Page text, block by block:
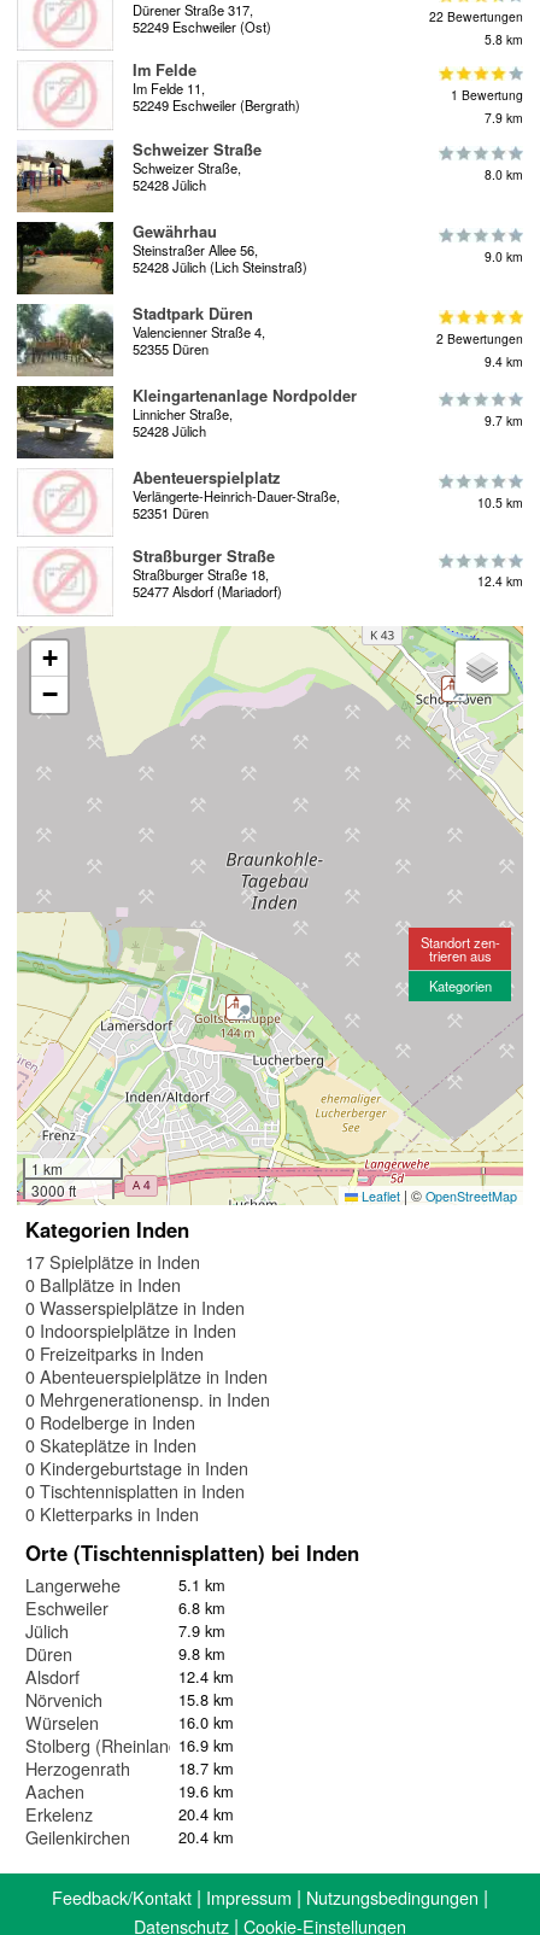
Dürener Straße 317,
52249 Eschweiler (Ost)
22 Bewertungen
5.8 km
Im Felde
Im Felde 11,
52249 Eschweiler (Bergrath)
1 Bewertung
7.9 km
Schweizer Straße
Schweizer Straße,
52428 Jülich
8.0 km
Gewährhau
Steinstraßer Allee 56,
52428 Jülich (Lich Steinstraß)
9.0 km
Stadtpark Düren
Valencienner Straße 4,
52355 Düren
2 Bewertungen
9.4 km
Kleingartenanlage Nordpolder
Linnicher Straße,
52428 Jülich
9.7 km
Abenteuerspielplatz
Verlängerte-Heinrich-Dauer-Straße,
52351 Düren
10.5 km
Straßburger Straße
Straßburger Straße 18,
52477 Alsdorf (Mariadorf)
12.4 km
+
−
1 km
3000 ft
Leaflet | © OpenStreetMap
Standort zen-
trieren aus
Kategorien
Kategorien Inden
17 Spielplätze in Inden
0 Ballplätze in Inden
0 Wasserspielplätze in Inden
0 Indoorspielplätze in Inden
0 Freizeitparks in Inden
0 Abenteuerspielplätze in Inden
0 Mehrgenerationensp. in Inden
0 Rodelberge in Inden
0 Skateplätze in Inden
0 Kindergeburtstage in Inden
0 Tischtennisplatten in Inden
0 Kletterparks in Inden
Orte (Tischtennisplatten) bei Inden
Langerwehe 5.1 km
Eschweiler 6.8 km
Jülich 7.9 km
Düren 9.8 km
Alsdorf 12.4 km
Nörvenich 15.8 km
Würselen 16.0 km
Stolberg (Rheinland)16.9 km
Herzogenrath 18.7 km
Aachen 19.6 km
Erkelenz 20.4 km
Geilenkirchen 20.4 km
Feedback/Kontakt | Impressum | Nutzungsbedingungen |
Datenschutz | Cookie-Einstellungen